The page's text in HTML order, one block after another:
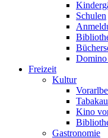
Schulen
Domino
Freizeit
Kultur
Kino
Gastronomie